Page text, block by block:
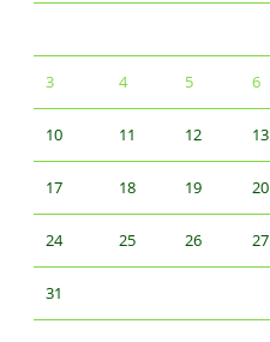
3 4 5 6
10 11 12 13
17 18 19 20
24 25 26 27
31